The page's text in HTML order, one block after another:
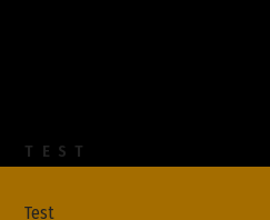
TEST
Test